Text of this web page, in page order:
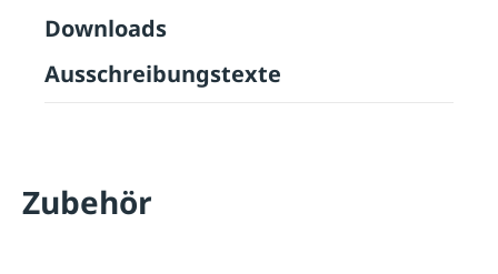
Downloads
Ausschreibungstexte
Zubehör